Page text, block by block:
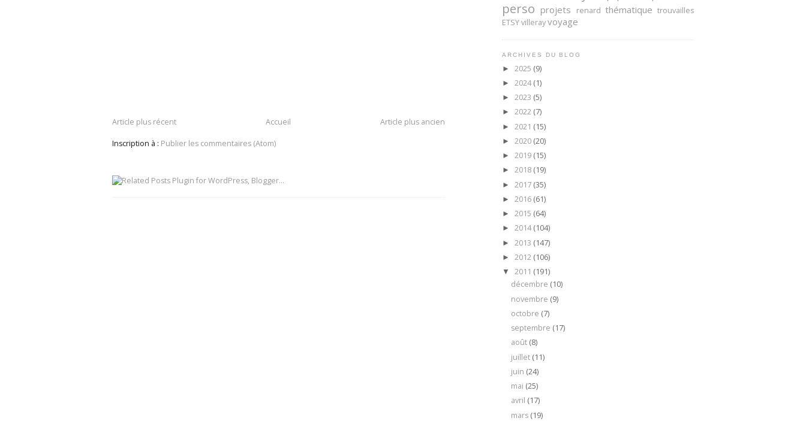
Article plus récent Article plus ancien
Accueil
Inscription à : Publier les commentaires (Atom)
perso projets renard thématique trouvailles
ETSYvillerayvoyage
ARCHIVES DU BLOG
► 2025 (9)
► 2024(1)
► 2023 (5)
► 2022 (7)
► 2021 (15)
► 2020 (20)
► 2019 (15)
► 2018 (19)
► 2017 (35)
► 2016 (61)
► 2015 (64)
► 2014(104)
► 2013 (147)
► 2012 (106)
▼ 2011 (191)
décembre (10)
novembre (9)
octobre (7)
septembre (17)
août (8)
juillet (11)
juin (24)
mai (25)
avril (17)
mars (19)